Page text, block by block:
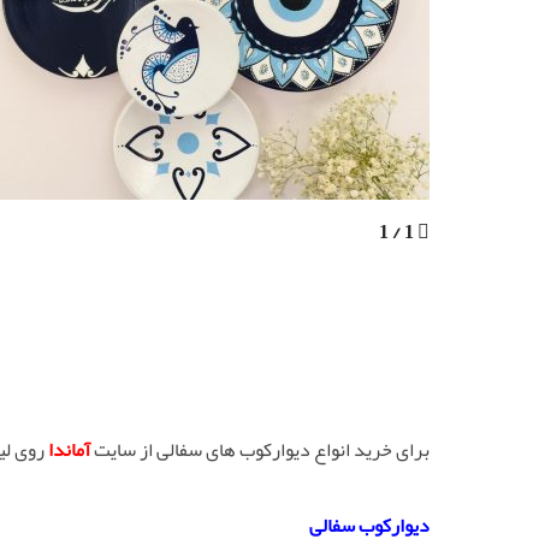
برای خرید انواع دیوارکوب های سفالی از سایتآمانداروی
دیوارکوب سفالی